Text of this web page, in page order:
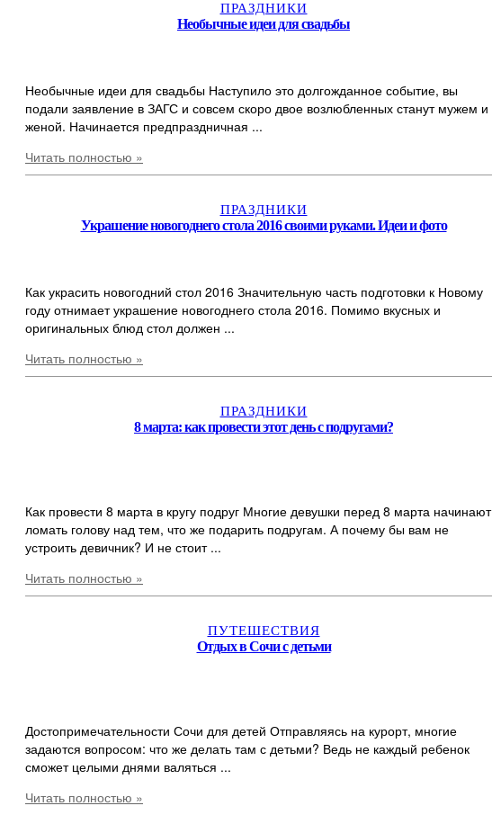
ПРАЗДНИКИ
Необычные идеи для свадьбы
Необычные идеи для свадьбы Наступило это долгожданное событие, вы
подали заявление в ЗАГС и совсем скоро двое возлюбленных станут мужем и
женой. Начинается предпраздничная ...
Читать полностью »
ПРАЗДНИКИ
Украшение новогоднего стола 2016 своими руками. Идеи и фото
Как украсить новогодний стол 2016 Значительную часть подготовки к Новому
году отнимает украшение новогоднего стола 2016. Помимо вкусных и
оригинальных блюд стол должен ...
Читать полностью »
ПРАЗДНИКИ
8 марта: как провести этот день с подругами?
Как провести 8 марта в кругу подруг Многие девушки перед 8 марта начинают
ломать голову над тем, что же подарить подругам. А почему бы вам не
устроить девичник? И не стоит ...
Читать полностью »
ПУТЕШЕСТВИЯ
Отдых в Сочи с детьми
Достопримечательности Сочи для детей Отправляясь на курорт, многие
задаются вопросом: что же делать там с детьми? Ведь не каждый ребенок
сможет целыми днями валяться ...
Читать полностью »